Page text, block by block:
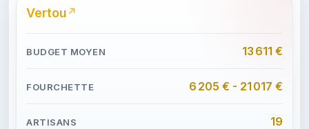
Vertou
13 611 €
6 205 € - 21 017 €
19